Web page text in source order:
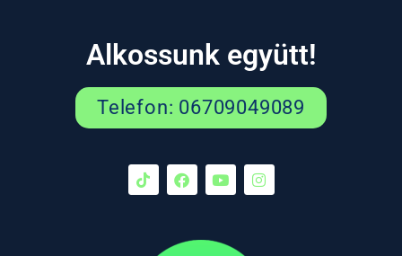
Alkossunk együtt!
Telefon: 06709049089